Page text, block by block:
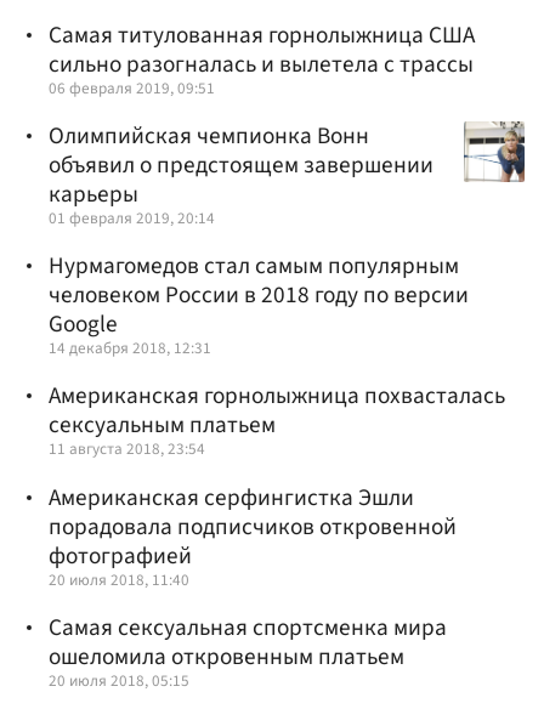
Самая титулованная горнолыжница США
сильно разогналась и вылетела с трассы
06 февраля 2019, 09:51
Олимпийская чемпионка Вонн
объявил о предстоящем завершении
карьеры
01 февраля 2019, 20:14
Нурмагомедов стал самым популярным
человеком России в 2018 году по версии
Google
14 декабря 2018, 12:31
Американская горнолыжница похвасталась
сексуальным платьем
11 августа 2018, 23:54
Американская серфингистка Эшли
порадовала подписчиков откровенной
фотографией
20 июля 2018, 11:40
Самая сексуальная спортсменка мира
ошеломила откровенным платьем
20 июля 2018, 05:15